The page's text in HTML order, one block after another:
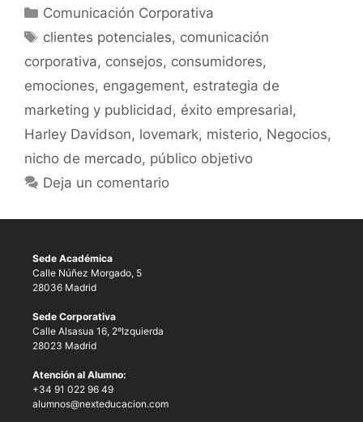
Comunicación Corporativa
clientes potenciales, comunicación
corporativa, consejos, consumidores,
emociones, engagement, estrategia de
marketing y publicidad, éxito empresarial,
Harley Davidson, lovemark, misterio, Negocios,
nicho de mercado, público objetivo
Deja un comentario
Sede Académica
Calle Núñez Morgado, 5
28036 Madrid
Sede Corporativa
Calle Alsasua 16, 2ºIzquierda
28023 Madrid
Atención al Alumno:
+34 91 022 96 49
alumnos@nexteducacion.com